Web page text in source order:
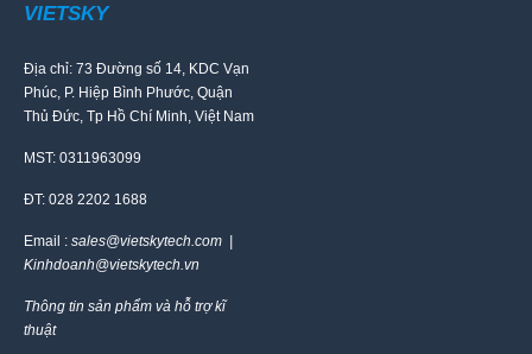
VIETSKY
Địa chỉ: 73 Đường số 14, KDC Vạn
Phúc, P. Hiệp Bình Phước, Quận
Thủ Đức, Tp Hồ Chí Minh, Việt Nam
MST: 0311963099
ĐT: 028 2202 1688
Email : sales@vietskytech.com |
Kinhdoanh@vietskytech.vn
Thông tin sản phẩm và hỗ trợ kĩ
thuật